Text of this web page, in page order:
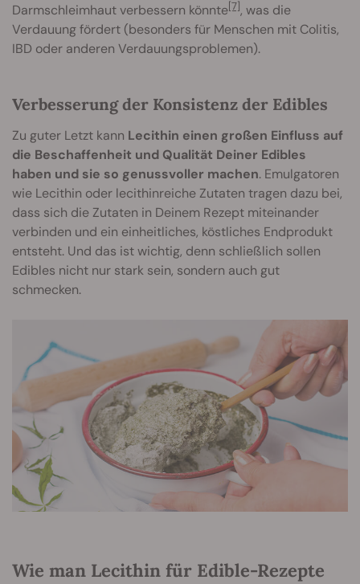
Darmschleimhaut verbessern könnte[7], was die
Verdauung fördert (besonders für Menschen mit Colitis,
IBD oder anderen Verdauungsproblemen).
Verbesserung der Konsistenz der Edibles
Zu guter Letzt kann Lecithin einen großen Einfluss auf
die Beschaffenheit und Qualität Deiner Edibles
haben und sie so genussvoller machen. Emulgatoren
wie Lecithin oder lecithinreiche Zutaten tragen dazu bei,
dass sich die Zutaten in Deinem Rezept miteinander
verbinden und ein einheitliches, köstliches Endprodukt
entsteht. Und das ist wichtig, denn schließlich sollen
Edibles nicht nur stark sein, sondern auch gut
schmecken.
Wie man Lecithin für Edible-Rezepte